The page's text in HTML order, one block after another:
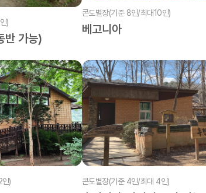
)
반 가능)
콘도별장(기준 8인/최대10인)
베고니아
인) 콘도별장(기준 4인/최대 4인)